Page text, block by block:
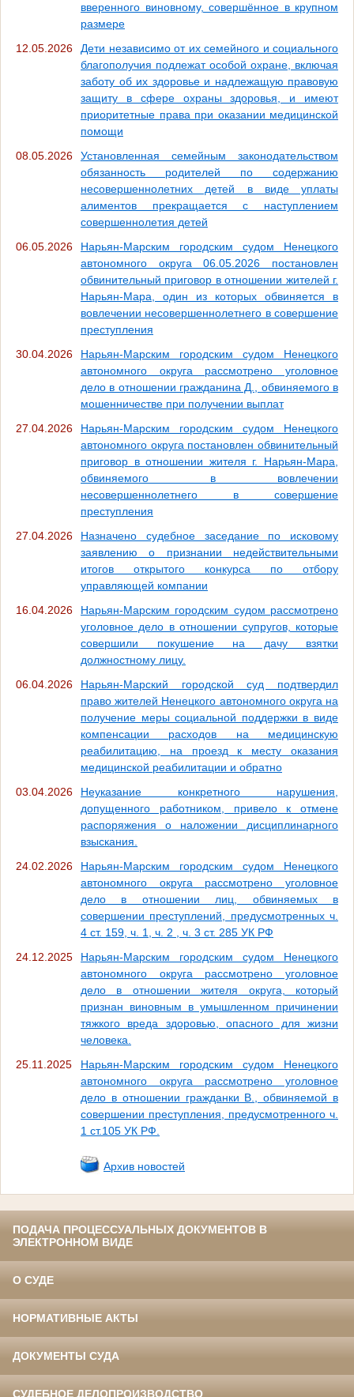
вверенного виновному, совершённое в крупном
размере
12.05.2026
Дети независимо от их семейного и социального
благополучия подлежат особой охране, включая
заботу об их здоровье и надлежащую правовую
защиту в сфере охраны здоровья, и имеют
приоритетные права при оказании медицинской
помощи
08.05.2026
Установленная семейным законодательством
обязанность родителей по содержанию
несовершеннолетних детей в виде уплаты
алиментов прекращается с наступлением
совершеннолетия детей
06.05.2026
Нарьян-Марским городским судом Ненецкого
автономного округа 06.05.2026 постановлен
обвинительный приговор в отношении жителей г.
Нарьян-Мара, один из которых обвиняется в
вовлечении несовершеннолетнего в совершение
преступления
30.04.2026
Нарьян-Марским городским судом Ненецкого
автономного округа рассмотрено уголовное
дело в отношении гражданина Д., обвиняемого в
мошенничестве при получении выплат
27.04.2026
Нарьян-Марским городским судом Ненецкого
автономного округа постановлен обвинительный
приговор в отношении жителя г. Нарьян-Мара,
обвиняемого в вовлечении
несовершеннолетнего в совершение
преступления
27.04.2026
Назначено судебное заседание по исковому
заявлению о признании недействительными
итогов открытого конкурса по отбору
управляющей компании
16.04.2026
Нарьян-Марским городским судом рассмотрено
уголовное дело в отношении супругов, которые
совершили покушение на дачу взятки
должностному лицу.
06.04.2026
Нарьян-Марский городской суд подтвердил
право жителей Ненецкого автономного округа на
получение меры социальной поддержки в виде
компенсации расходов на медицинскую
реабилитацию, на проезд к месту оказания
медицинской реабилитации и обратно
03.04.2026
Неуказание конкретного нарушения,
допущенного работником, привело к отмене
распоряжения о наложении дисциплинарного
взыскания.
24.02.2026
Нарьян-Марским городским судом Ненецкого
автономного округа рассмотрено уголовное
дело в отношении лиц, обвиняемых в
совершении преступлений, предусмотренных ч.
4 ст. 159, ч. 1, ч. 2 , ч. 3 ст. 285 УК РФ
24.12.2025
Нарьян-Марским городским судом Ненецкого
автономного округа рассмотрено уголовное
дело в отношении жителя округа, который
признан виновным в умышленном причинении
тяжкого вреда здоровью, опасного для жизни
человека.
25.11.2025
Нарьян-Марским городским судом Ненецкого
автономного округа рассмотрено уголовное
дело в отношении гражданки В., обвиняемой в
совершении преступления, предусмотренного ч.
1 ст.105 УК РФ.
Архив новостей
ПОДАЧА ПРОЦЕССУАЛЬНЫХ ДОКУМЕНТОВ В
ЭЛЕКТРОННОМ ВИДЕ
О СУДЕ
НОРМАТИВНЫЕ АКТЫ
ДОКУМЕНТЫ СУДА
СУДЕБНОЕ ДЕЛОПРОИЗВОДСТВО